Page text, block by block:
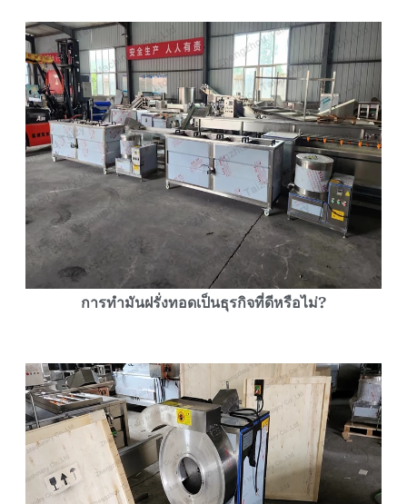
การทำมันฝรั่งทอดเป็นธุรกิจที่ดีหรือไม่?